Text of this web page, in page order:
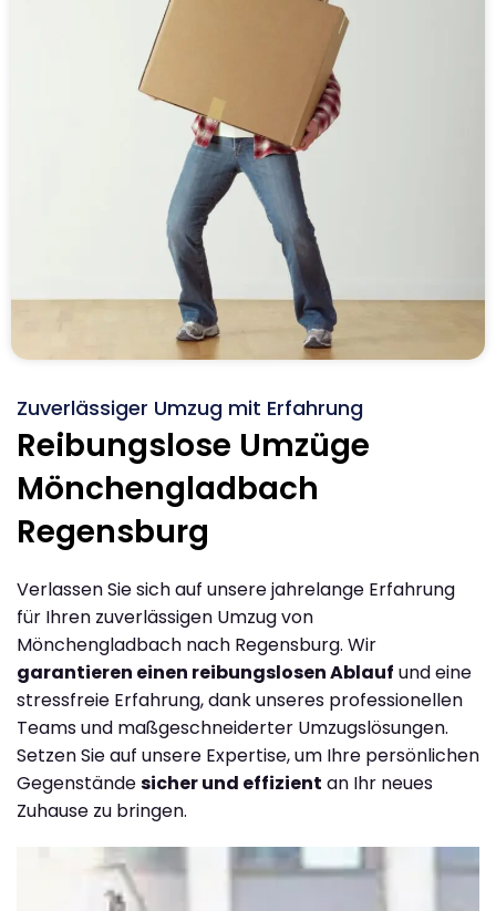
Zuverlässiger Umzug mit Erfahrung
Reibungslose Umzüge
Mönchengladbach
Regensburg
Verlassen Sie sich auf unsere jahrelange Erfahrung
für Ihren zuverlässigen Umzug von
Mönchengladbach nach Regensburg. Wir
garantieren einen reibungslosen Ablauf und eine
stressfreie Erfahrung, dank unseres professionellen
Teams und maßgeschneiderter Umzugslösungen.
Setzen Sie auf unsere Expertise, um Ihre persönlichen
Gegenständesicher und effizient an Ihr neues
Zuhause zu bringen.